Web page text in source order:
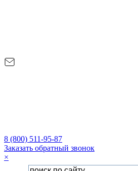
8 (800) 511-95-87
Заказать обратный звонок
×